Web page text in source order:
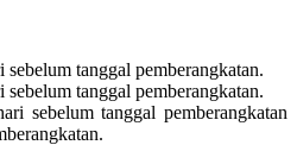
sebelum tanggal pemberangkatan.
sebelum tanggal pemberangkatan.
sebelum tanggal pemberangkatan